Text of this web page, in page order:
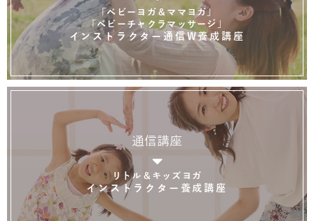
「ベビーヨガ＆ママヨガ」
「ベビーチャクラマッサージ」
インストラクター通信W養成講座
通信講座
リトル＆キッズヨガ
インストラクター養成講座